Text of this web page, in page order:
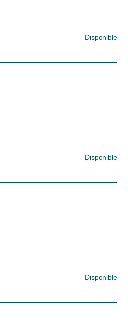
Disponible
Disponible
Disponible